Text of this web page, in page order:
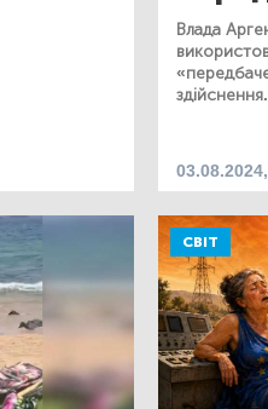
Влада
здійснення.
СВІТ